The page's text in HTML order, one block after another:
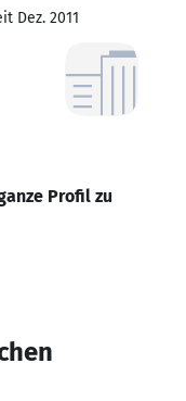
Dez. 2011
Profil zu